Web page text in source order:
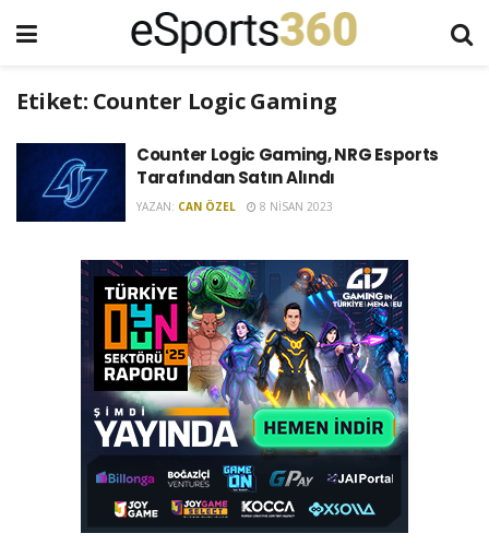
Etiket: Counter Logic Gaming
Counter Logic Gaming, NRG Esports
Tarafından Satın Alındı
YAZAN: CAN ÖZEL 8 NISAN 2023